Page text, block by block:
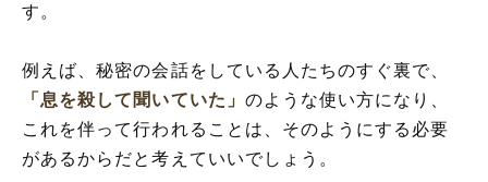
す。
例えば、秘密の会話をしている人たちのすぐ裏で、
「息を殺して聞いていた」 のような使い方になり、
これを伴って行われることは、そのようにする必要
があるからだと考えていいでしょう。